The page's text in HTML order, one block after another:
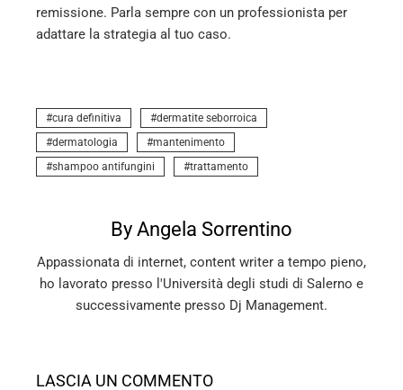
remissione. Parla sempre con un professionista per
adattare la strategia al tuo caso.
cura definitiva
dermatite seborroica
dermatologia
mantenimento
shampoo antifungini
trattamento
By Angela Sorrentino
Appassionata di internet, content writer a tempo pieno,
ho lavorato presso l'Università degli studi di Salerno e
successivamente presso Dj Management.
LASCIA UN COMMENTO